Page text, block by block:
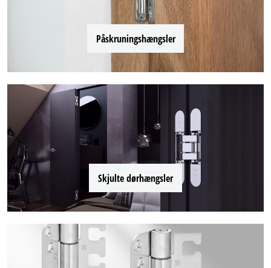
Påskruningshængsler
Skjulte dørhængsler